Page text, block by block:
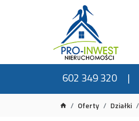
602 349 320
Oferty Działki